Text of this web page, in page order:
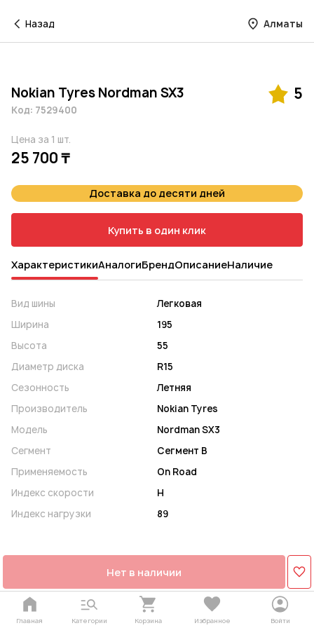
Назад Алматы
Nokian Tyres Nordman SX3 5
Код: 7529400
Цена за 1 шт.
25 700 ₸
Доставка до десяти дней
Купить в один клик
ХарактеристикиАналогиБрендОписаниеНаличие
Вид шины
Легковая
Ширина
195
Высота
55
Диаметр диска
R15
Сезонность
Летняя
Производитель
Nokian Tyres
Модель
Nordman SX3
Сегмент
Сегмент B
Применяемость
On Road
Индекс скорости
H
Индекс нагрузки
89
Нет в наличии
Главная Категории Корзина Избранное Войти